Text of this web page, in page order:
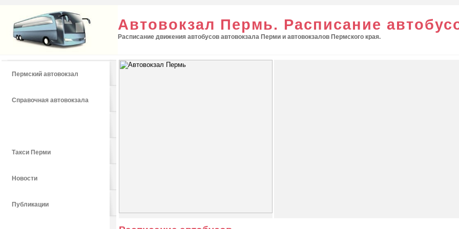
Автовокзал Пермь. Расписание
Расписание движения автобусов автовокзала Перми и автовокзалов Пермского края.
Пермский автовокзал
Справочная автовокзала
Такси Перми
Новости
Публикации